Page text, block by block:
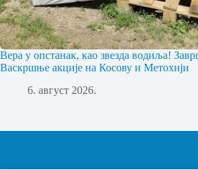
Вера у опстанак, као звезда водиља!
Васкршње акције на Косову и Метохији
6. август 2026.